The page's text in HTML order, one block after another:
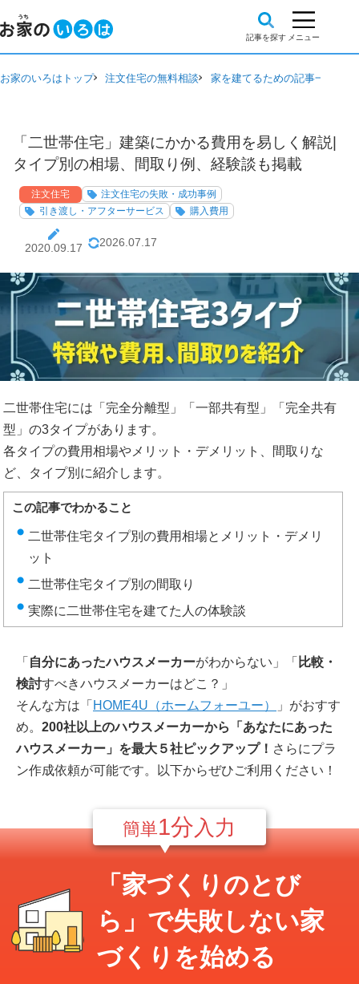
お家のいろはトップ 注文住宅の無料相談 家を建てるための記事一覧
「二世帯住宅」建築にかかる費用を易しく解説|
タイプ別の相場、間取り例、経験談も掲載
注文住宅
注文住宅の失敗・成功事例
引き渡し・アフターサービス
購入費用
2020.09.17 2026.07.17
二世帯住宅には「完全分離型」「一部共有型」「完全共有
型」の3タイプがあります。
各タイプの費用相場やメリット・デメリット、間取りな
ど、タイプ別に紹介します。
この記事でわかること
二世帯住宅タイプ別の費用相場とメリット・デメリ
ット
二世帯住宅タイプ別の間取り
実際に二世帯住宅を建てた人の体験談
「 自分にあったハウスメーカーがわからない」「 比較・
検討すべきハウスメーカーはどこ？」
そんな方は「 HOME4U（ホームフォーユー）
」がおすす
め。 200社以上のハウスメーカーから「あなたにあった
ハウスメーカー」を最大５社ピックアップ！ さらにプラ
ン作成依頼が可能です。以下からぜひご利用ください！
簡単1分 入力
「家づくりのとび
ら」で失敗しない家
づくり を始める